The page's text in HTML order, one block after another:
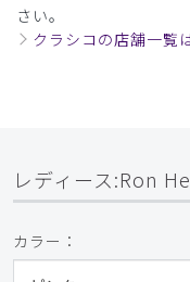
さい。
クラシコの店舗一覧
レディース:Ron
カラー：